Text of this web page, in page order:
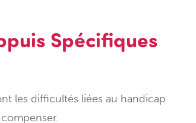
Spécifiques
les difficultés liées au handicap